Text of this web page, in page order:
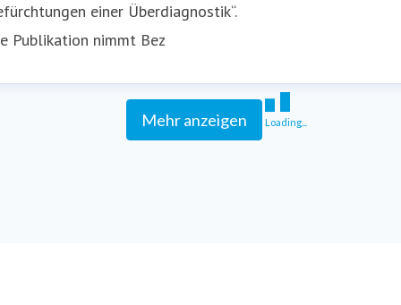
einer Überdiagnostik“.
Publikation nimmt Bez
Mehr anzeigen Loading...